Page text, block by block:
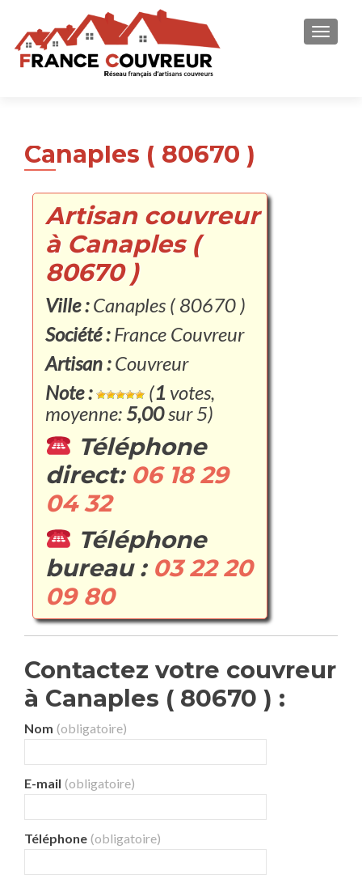
Canaples ( 80670 )
Artisan couvreur
à Canaples (
80670 )
Ville :Canaples ( 80670 )
Société :France Couvreur
Artisan :Couvreur
Note :
(1 votes,
moyenne: 5,00sur 5)
Téléphone
direct: 06 18 29
04 32
Téléphone
bureau : 03 22 20
09 80
Contactez votre couvreur
à Canaples ( 80670 ) :
Nom (obligatoire)
E-mail (obligatoire)
Téléphone (obligatoire)